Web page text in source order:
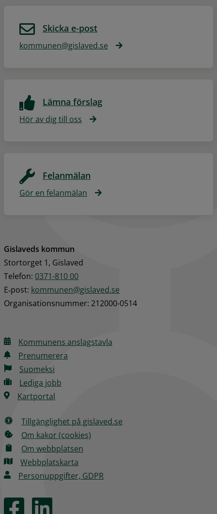
Skicka e-post
kommunen@gislaved.se
Lämna förslag
Hör av dig till oss
Felanmälan
Gör en felanmälan
Gislaveds kommun
Stortorget 1, Gislaved
Telefon: 0371-810 00
E‑post: kommunen@gislaved.se
Organisationsnummer: 212000-0514
Kommunens anslagstavla
Prenumerera
Suomeksi
Lediga jobb
Kartportal
Tillgänglighet på gislaved.se
Om kakor (cookies)
Om webbplatsen
Webbplatskarta
Personuppgifter, GDPR